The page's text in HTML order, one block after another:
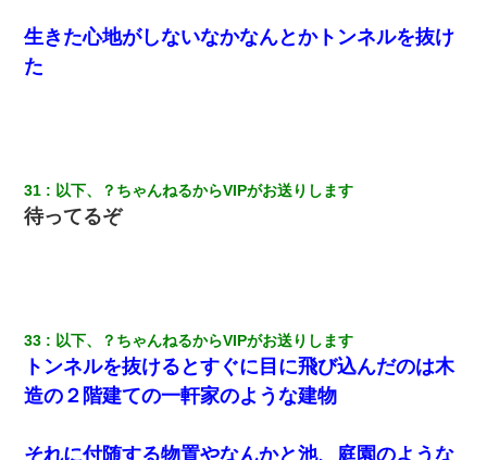
生きた心地がしないなかなんとかトンネルを抜け
た
31 以下、？ちゃんねるからVIPがお送りします
待ってるぞ
33 以下、？ちゃんねるからVIPがお送りします
トンネルを抜けるとすぐに目に飛び込んだのは木
造の２階建ての一軒家のような建物
それに付随する物置やなんかと池、庭園のような